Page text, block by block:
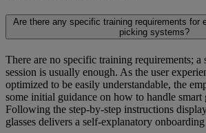
Are there any specific training requirements for
picking systems?
There are no specific training requirements; a
session is usually enough. As the user
optimized to be easily understandable, the
some initial guidance on how to handle smart
Following the step-by-step instructions
glasses delivers a self-explanatory